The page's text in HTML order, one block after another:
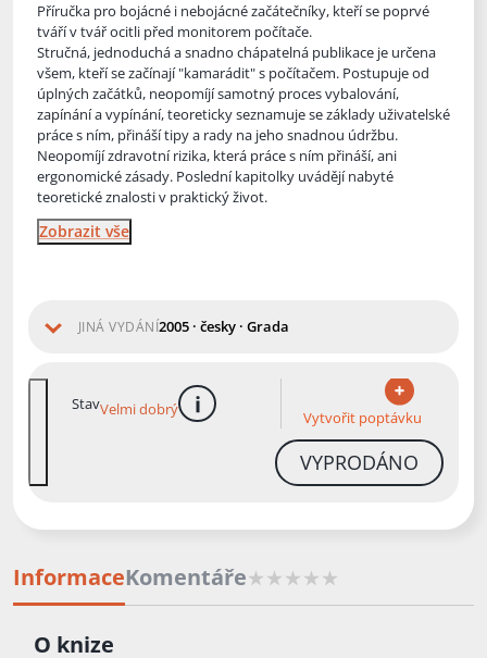
Příručka pro bojácné i nebojácné začátečníky, kteří se poprvé
tváří v tvář ocitli před monitorem počítače.
Stručná, jednoduchá a snadno chápatelná publikace je určena
všem, kteří se začínají "kamarádit" s počítačem. Postupuje od
úplných začátků, neopomíjí samotný proces vybalování,
zapínání a vypínání, teoreticky seznamuje se základy uživatelské
práce s ním, přináší tipy a rady na jeho snadnou údržbu.
Neopomíjí zdravotní rizika, která práce s ním přináší, ani
ergonomické zásady. Poslední kapitolky uvádějí nabyté
teoretické znalosti v praktický život.
Zobrazit vše
JINÁ VYDÁNÍ2005 · česky · Grada
StavVelmi dobrý více informací Vytvořit poptávku
VYPRODÁNO
InformaceKomentáře
O knize